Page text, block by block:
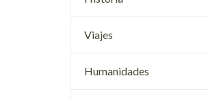
Viajes
Humanidades